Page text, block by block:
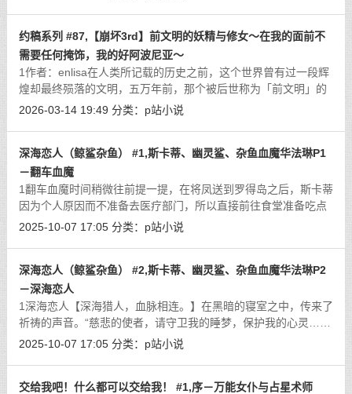
约稿系列 #87,【崩坏3rd】前文明的妖精与修女～在我的面前不
需要任何掩饰，我的好阿波尼亚～
1作者：enlisa在人类所记载的历史之前，这个世界曾有过一段辉
煌却最终殒落的文明，五万年前，那个被后世称为「前文明」的
纪元，是科技与智慧的极致化身。他们掌握星辰间的能量，驭使
2026-03-14 19:49 分类： p站小说
深海恋人（鲸鲨杂鱼） #1,斯卡蒂、幽灵鲨、杂鱼血魔华法琳P1
－翻车血魔
1翻车血魔时间稍微往前提一提，在将凤送到罗得岛之后，斯卡蒂
因为个人原因而不准备去医疗部门，所以直接前往食堂准备吃点
东西，而在她取了餐点之后，找了个位置坐下却忽然想起自己还
2025-10-07 17:05 分类： p站小说
深海恋人（鲸鲨杂鱼） #2,斯卡蒂、幽灵鲨、杂鱼血魔华法琳P2
－深海恋人
1深海恋人【深海猎人，血脉相连。】在黑暗的寝室之中，传来了
祈祷的声音。“慈悲的使者，请守卫我的睡梦，保护我的心灵……
＂身穿着修女服装的白发少女跪在床上进行着祈祷，虽然她看上
2025-10-07 17:05 分类： p站小说
交给我吧！什么都可以交给我！ #1,序－万能女仆与占星术师